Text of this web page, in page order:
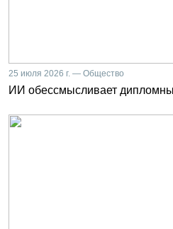
25 июля 2026 г. — Общество
ИИ обессмысливает